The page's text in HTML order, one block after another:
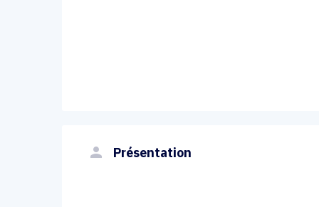
person Présentation